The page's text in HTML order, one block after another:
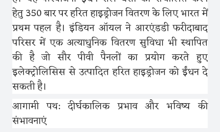
हेतु350बार पर हरित हाइड्रोजन वितरण के लिए भारत में
प्रथम पहल है। इंडियन ऑयल ने आरएंडडी फरीदाबाद
परिसर में एक अत्याधुनिक वितरण सुविधा भी स्थापित
की है जो सौर पीवी पैनलों का प्रयोग करते हुए
इलेक्ट्रोलिसिस से उत्पादित हरित हाइड्रोजन को ईंधन दे
सकती है।
आगामी पथ:दीर्घकालिक प्रभाव और भविष्य की
संभावनाएं